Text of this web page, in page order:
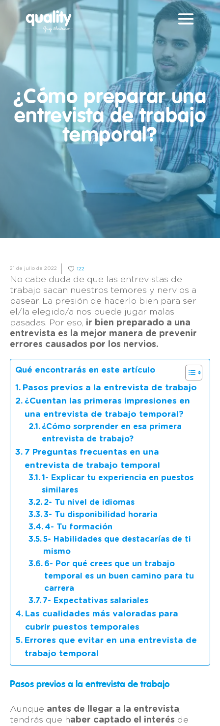
¿Cómo preparar una
entrevista de trabajo
temporal?
21 de julio de 2022 122
No cabe duda de que las entrevistas de
trabajo sacan nuestros temores y nervios a
pasear. La presión de hacerlo bien para ser
el/la elegido/a nos puede jugar malas
pasadas. Por eso, ir bien preparado a una
entrevista es la mejor manera de prevenir
errores causados por los nervios.
Qué encontrarás en este artículo
Pasos previos a la entrevista de trabajo
¿Cuentan las primeras impresiones en
una entrevista de trabajo temporal?
¿Cómo sorprender en esa primera
entrevista de trabajo?
7 Preguntas frecuentas en una
entrevista de trabajo temporal
1- Explicar tu experiencia en puestos
similares
2- Tu nivel de idiomas
3- Tu disponibilidad horaria
4- Tu formación
5- Habilidades que destacarías de ti
mismo
6- Por qué crees que un trabajo
temporal es un buen camino para tu
carrera
7- Expectativas salariales
Las cualidades más valoradas para
cubrir puestos temporales
Errores que evitar en una entrevista de
trabajo temporal
Pasos previos a la entrevista de trabajo
Aunque antes de llegar a la entrevista,
tendrás que haber captado el interés de